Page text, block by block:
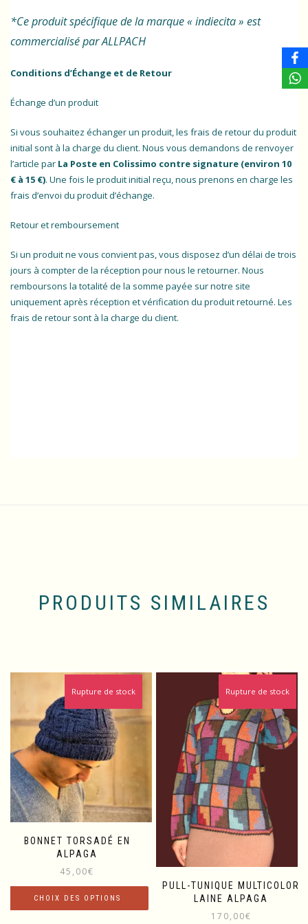
*Ce produit spécifique de la marque « indiecita » est
commercialisé par ALLPACH
Conditions d’Échange et de Retour
Échange d’un produit
Si vous souhaitez échanger un produit, les frais de retour du produit
initial sont à la charge du client. Nous vous demandons de renvoyer
l’article par La Poste en Colissimo contre signature (environ 10
€ à 15 €). Une fois le produit initial reçu, nous prenons en charge les
frais d’envoi du produit d’échange.
Retour et remboursement
Si un produit ne vous convient pas, vous disposez d’un délai de trois
jours à compter de la réception pour nous le retourner. Nous
remboursons la totalité de la somme payée sur notre site
uniquement après réception et vérification du produit retourné. Les
frais de retour sont à la charge du client.
PRODUITS SIMILAIRES
BONNET TORSADÉ EN
ALPAGA
45,00€
Rupture de stock
CHOIX DES OPTIONS
PULL-TUNIQUE MULTICOLOR
LAINE ALPAGA
170,00€
Rupture de stock